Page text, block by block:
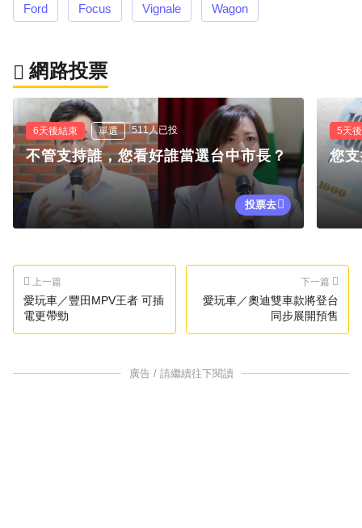
Ford Focus Vignale Wagon
網路投票
6天後結束 單選 511人已投
不管支持誰，您看好誰當選台中市長？
投票去
5天
您
上一篇
愛玩車／豐田MPV王者 可插
電更帶勁
下一篇
愛玩車／奧迪雙車款將登台
同步展開預售
廣告 / 請繼續往下閱讀